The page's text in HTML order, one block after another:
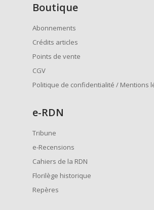
Boutique
Abonnements
Crédits articles
Points de vente
CGV
Politique de confidentialité / Mentions
e-RDN
Tribune
e-Recensions
Cahiers de la RDN
Florilège historique
Repères